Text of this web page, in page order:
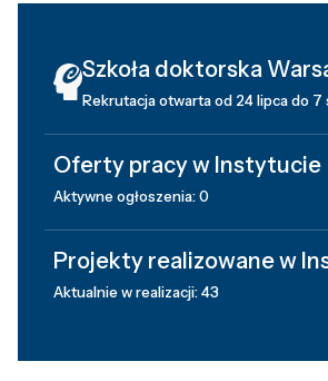
Szkoła doktorska
Rekrutacja otwarta od 24 lipca do 7
Oferty pracy w Instytucie
Aktywne ogłoszenia: 0
Projekty realizowane w
Aktualnie w realizacji: 43